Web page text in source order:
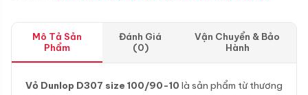
Mô Tả Sản
Phẩm
Đánh Giá
(0)
Vận Chuyển & Bảo
Hành
Vỏ Dunlop D307 size 100/90-10 là sản phẩm từ thương